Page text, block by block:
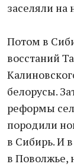
заселяли на
Потом в
восстаний
белорусы.
реформы
породили
в Сибирь. И
в Поволжье,